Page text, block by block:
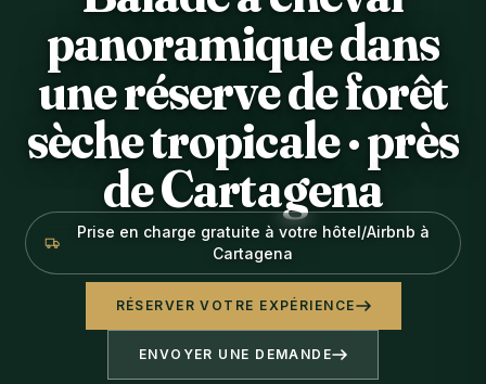
panoramique dans
une réserve de forêt
sèche tropicale · près
de Cartagena
Prise en charge gratuite à votre hôtel/Airbnb à
Cartagena
RÉSERVER VOTRE EXPÉRIENCE
ENVOYER UNE DEMANDE